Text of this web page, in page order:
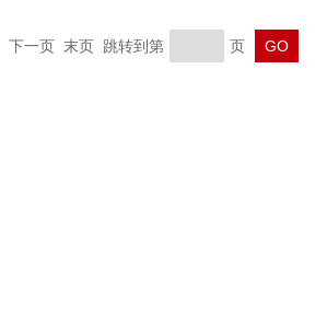
下一页 末页 跳转到第 页